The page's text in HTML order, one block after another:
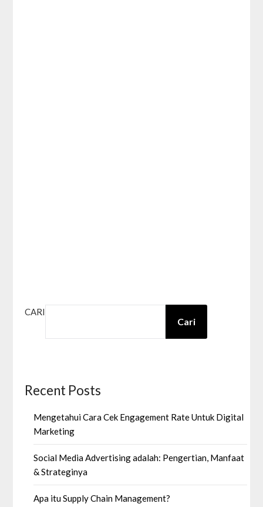
CARI
Cari
Recent Posts
Mengetahui Cara Cek Engagement Rate Untuk Digital
Marketing
Social Media Advertising adalah: Pengertian, Manfaat
& Strateginya
Apa itu Supply Chain Management?